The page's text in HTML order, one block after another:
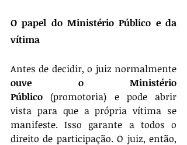
O papel do Ministério Público e da
vítima
ouve o Ministério
Público (promotoria) e pode abrir
vista para que a própria vítima se
manifeste. Isso garante a todos o